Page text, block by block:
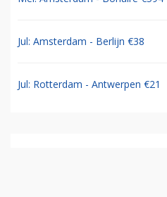
Jul: Amsterdam - Berlijn €38
Jul: Rotterdam - Antwerpen €21